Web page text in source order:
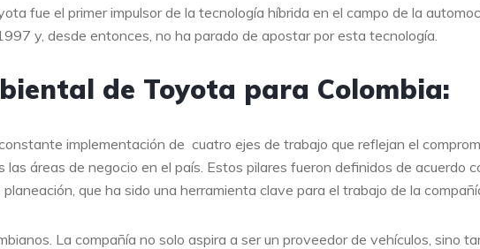
fue el primer impulsor de la tecnología híbrida en el campo de la
y, desde entonces, no ha parado de apostar por esta tecnología.
de Toyota para Colombia:
implementación de cuatro ejes de trabajo que reflejan el
áreas de negocio en el país. Estos pilares fueron definidos de acuerdo
que ha sido una herramienta clave para el trabajo de la
La compañía no solo aspira a ser un proveedor de vehículos, sino